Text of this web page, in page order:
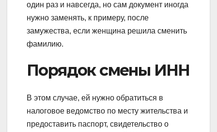
один раз и навсегда, но сам документ иногда
нужно заменять, к примеру, после
замужества, если женщина решила сменить
фамилию.
Порядок смены ИНН
В этом случае, ей нужно обратиться в
налоговое ведомство по месту жительства и
предоставить паспорт, свидетельство о